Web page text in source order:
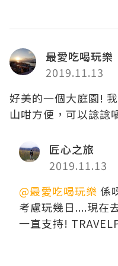
最愛吃喝玩樂
2019.11.13
好美的一個大庭園!
山咁方便，可以諗諗
匠心之旅
2019.11.13
@最愛吃喝玩樂 係
考慮玩幾日....現在
一直支持!